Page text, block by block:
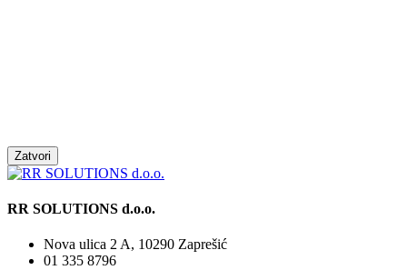
Zatvori
RR SOLUTIONS d.o.o.
Nova ulica 2 A, 10290 Zaprešić
01 335 8796